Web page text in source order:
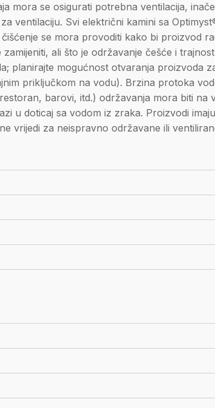
mora se osigurati potrebna ventilacija,
ventilaciju. Svi električni kamini sa
se mora provoditi kako bi proizvod
ali što je održavanje češće i
planirajte mogućnost otvaranja proizvoda
priključkom na vodu). Brzina protoka
barovi, itd.) održavanja mora biti
u doticaj sa vodom iz zraka. Proizvodi
vrijedi za neispravno održavane ili